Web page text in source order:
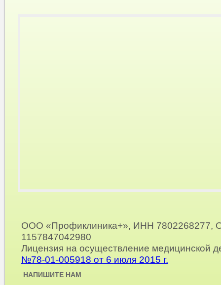
ООО «Профиклиника+», ИНН 7802268277,
1157847042980
Лицензия на осуществление медицинской
№78-01-005918 от 6 июля 2015 г.
НАПИШИТЕ НАМ